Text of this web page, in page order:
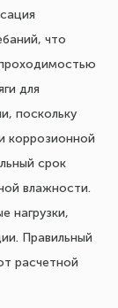
что
для
поскольку
коррозионной
срок
влажности.
нагрузки,
Правильный
расчетной